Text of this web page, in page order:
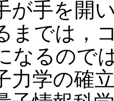
が手を開
までは，
なるので
力学の確